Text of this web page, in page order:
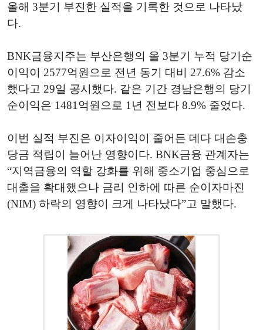
올해 3분기 부진한 실적을 기록한 것으로 나타났
다.
BNK금융지주는 부산은행의 올 3분기 누적 당기순
이익이 2577억원으로 전년 동기 대비 27.6% 감소
했다고 29일 공시했다. 같은 기간 경남은행의 당기
순이익은 1481억원으로 1년 전보다 8.9% 줄었다.
이번 실적 부진은 이자이익이 줄어든 데다 대손충
당금 적립이 늘어난 영향이다. BNK금융 관계자는
“지역금융의 역할 강화를 위해 중소기업 중심으로
대출을 확대했으나 금리 인하에 따른 순이자마진
(NIM) 하락의 영향이 크게 나타났다”고 말했다.